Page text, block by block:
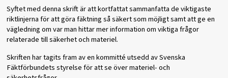
Syftet med denna skrift är att kortfattat sammanfatta de viktigaste
riktlinjerna för att göra fäktning så säkert som möjligt samt att ge en
vägledning om var man hittar mer information om viktiga frågor
relaterade till säkerhet och materiel.
Skriften har tagits fram av en kommitté utsedd av Svenska
Fäktförbundets styrelse för att se över materiel- och